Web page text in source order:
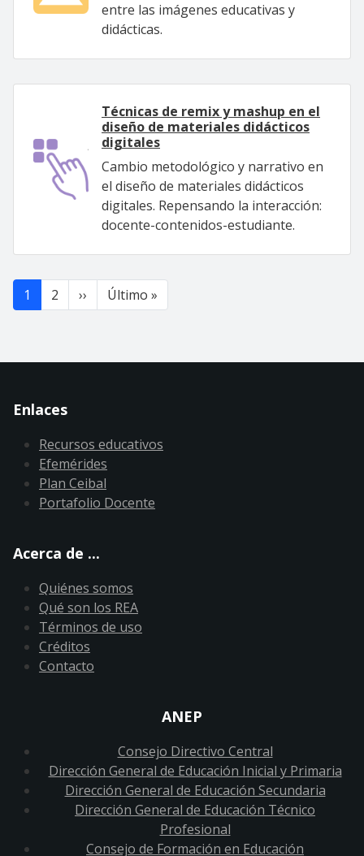
entre las imágenes educativas y
didácticas.
Técnicas de remix y mashup en el
diseño de materiales didácticos
digitales
Cambio metodológico y narrativo en
el diseño de materiales didácticos
digitales. Repensando la interacción:
docente-contenidos-estudiante.
Paginación
1 2 ›› Siguiente página
Último »
Enlaces
Recursos educativos
Efemérides
Plan Ceibal
Portafolio Docente
Acerca de ...
Quiénes somos
Qué son los REA
Términos de uso
Créditos
Contacto
ANEP
Consejo Directivo Central
Dirección General de Educación Inicial y Primaria
Dirección General de Educación Secundaria
Dirección General de Educación Técnico
Profesional
Consejo de Formación en Educación